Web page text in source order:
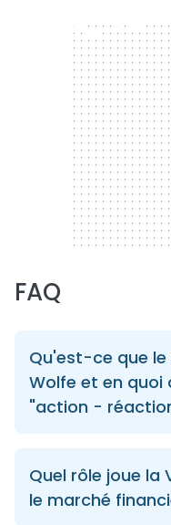
300 x 250
FAQ
Qu'est-ce que
Wolfe et en quoi
"action -
Quel rôle joue la
le marché